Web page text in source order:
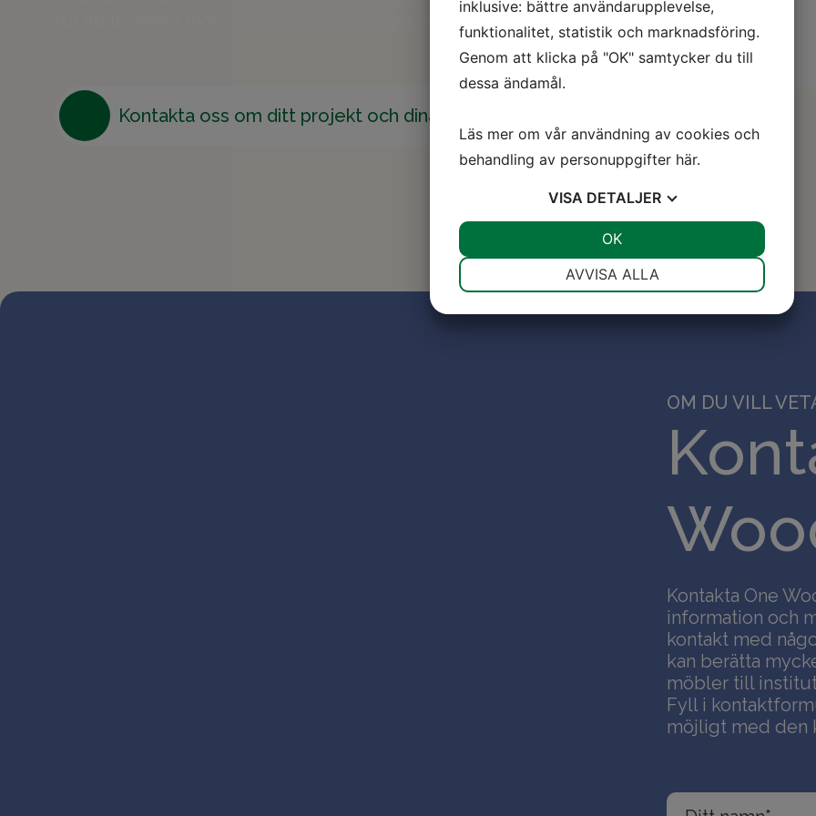
för att leverera möbler med minimal miljöpåverkan.
Kontakta oss om ditt projekt och dina idéer
OM DU VILL
Kontakta One
information och
kontakt med
kan berätta
möbler till
Fyll i
möjligt med den
inklusive: bättre användarupplevelse,
funktionalitet, statistik och marknadsföring.
Genom att klicka på "OK" samtycker du till
dessa ändamål.
Läs mer om vår användning av cookies och
behandling av personuppgifter här.
VISA DETALJER
AVVISA ALLA
OK